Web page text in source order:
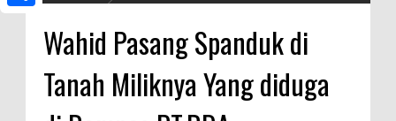
Wahid Pasang Spanduk di
Tanah Miliknya Yang diduga
h